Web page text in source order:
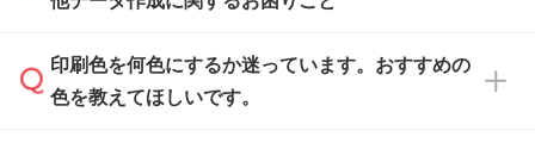
刷に進みますので、ご安心ください。
方」をご確認ください。
ムへ添付いただくか、担当スタッフ宛にメール
でお送りください。
データ作成でお困りの際には、担当スタッフが
サポートいたしますのでお気軽にご相談くださ
印刷色を何色にするか迷っています。おすすめの
色を教えてほしいです。